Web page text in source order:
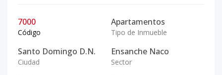
7000
Código
Apartamentos
Tipo de Inmueble
Santo Domingo D.N.
Ciudad
Ensanche Naco
Sector